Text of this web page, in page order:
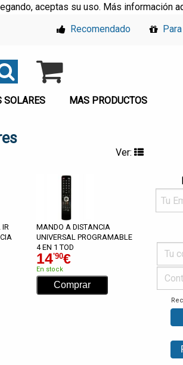
aceptas su uso. Más información
Recomendado
SOLARES MAS PRODUCTOS
Ver:
IR
MANDO A DISTANCIA
UNIVERSAL PROGRAMABLE
4 EN 1 TOD
14'90€
En stock